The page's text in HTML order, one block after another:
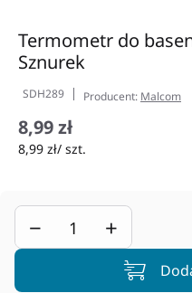
Termometr do
Sznurek
SDH289 Producent: Malcom
8,99 zł
8,99 zł/ szt.
− +